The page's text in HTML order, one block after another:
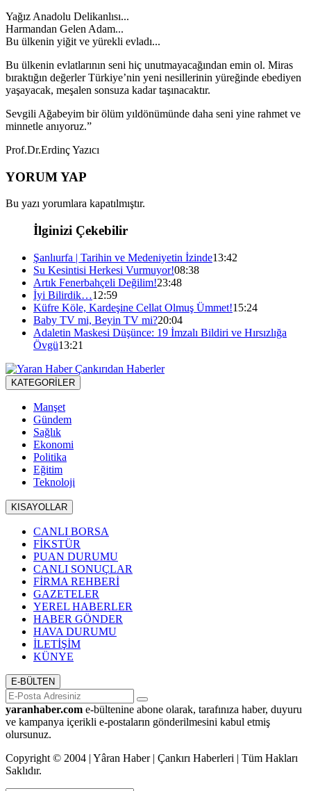
Yağız Anadolu Delikanlısı...
Harmandan Gelen Adam...
Bu ülkenin yiğit ve yürekli evladı...
Bu ülkenin evlatlarının seni hiç unutmayacağından emin ol. Miras
bıraktığın değerler Türkiye’nin yeni nesillerinin yüreğinde ebediyen
yaşayacak, meşalen sonsuza kadar taşınacaktır.
Sevgili Ağabeyim bir ölüm yıldönümünde daha seni yine rahmet ve
minnetle anıyoruz.”
Prof.Dr.Erdinç Yazıcı
YORUM YAP
Bu yazı yorumlara kapatılmıştır.
İlginizi Çekebilir
Şanlıurfa | Tarihin ve Medeniyetin İzinde13:42
Su Kesintisi Herkesi Vurmuyor!08:38
Artık Fenerbahçeli Değilim!23:48
İyi Bilirdik…12:59
Küfre Köle, Kardeşine Cellat Olmuş Ümmet!15:24
Baby TV mi, Beyin TV mi?20:04
Adaletin Maskesi Düşünce: 19 İmzalı Bildiri ve Hırsızlığa
Övgü13:21
KATEGORİLER
Manşet
Gündem
Sağlık
Ekonomi
Politika
Eğitim
Teknoloji
KISAYOLLAR
CANLI BORSA
FİKSTÜR
PUAN DURUMU
CANLI SONUÇLAR
FİRMA REHBERİ
GAZETELER
YEREL HABERLER
HABER GÖNDER
HAVA DURUMU
İLETİŞİM
KÜNYE
E-BÜLTEN
yaranhaber.com e-bültenine abone olarak, tarafınıza haber, duyuru
ve kampanya içerikli e-postaların gönderilmesini kabul etmiş
olursunuz.
Copyright © 2004 | Yâran Haber | Çankırı Haberleri | Tüm Hakları
Saklıdır.